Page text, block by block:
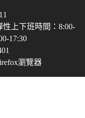
性上下班時間：8:00-
17:30
瀏覽器